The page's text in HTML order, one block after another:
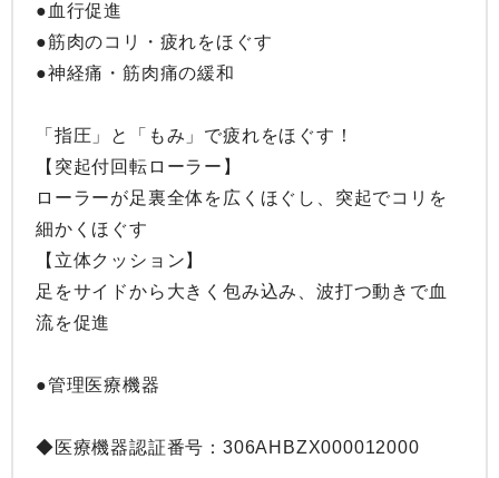
●血行促進
●筋肉のコリ・疲れをほぐす
●神経痛・筋肉痛の緩和
「指圧」と「もみ」で疲れをほぐす！
【突起付回転ローラー】
ローラーが足裏全体を広くほぐし、突起でコリを
細かくほぐす
【立体クッション】
足をサイドから大きく包み込み、波打つ動きで血
流を促進
●管理医療機器
◆医療機器認証番号：306AHBZX000012000